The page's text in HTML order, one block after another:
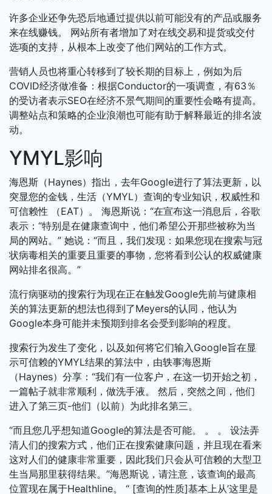
许多企业还争先恐后地通过提供以前可能没有的产品或服务
来在线赚钱。 网站所有者增加了对在线交易和提货或交付
选项的支持，从根本上改变了他们网站的工作方式。
营销人员也将重心转移到了较长期的目标上，例如为后
COVID经济做准备：根据Conductor的一项调查，有63％
的受访者表示SEO在经济不景气期间的重要性会略有提高。
调整站点和策略的企业浪潮也可能有助于解释最近的排名波
动。
YMYL影响
海恩斯（Haynes）指出，去年Google进行了算法更新，以
突显您的金钱，生活（YMYL）查询的专业知识，权威性和
可信赖性 （EAT）。 海恩斯说：“在宣布这一消息后，谷歌
表示：“特别是在健康查询中，他们希望公开那些被称为当
局的网站。” 她说：“而且，我们发现：如果您现在搜索与冠
状病毒相关的重要且重要的事物，您将看到公认的权威健康
网站排名很高。”
流行病驱动的搜索行为现在正在触发Google先前与健康相
关的算法更新的想法也得到了Meyers的认同，他认为
Google本身可能并未预期到排名会受到影响的程度。
搜索行为发生了变化，以及如何将它们输入Google旨在显
示可信赖的YMYL结果的算法中，由轶事海恩斯
（Haynes）分享：“我们有一位客户，在这一切开始之初，
一篇帖子就非常顺利，做洗手液。 然后，突然之间，他们
进入了第三页-他们（以前）为此排名第三。
“而且您几乎想知道Google的算法是否可能。 。 。 设法弄
清人们的搜索方式，他们正在搜索健康问题，并且现在看来
这对人们的健康非常重要，因此我们只会从可信赖的大型卫
生当局那里获得结果。”海恩斯说，请注意，该查询的最高
位置现在属于Healthline。 “ [查询的性质]基本上从’这里是